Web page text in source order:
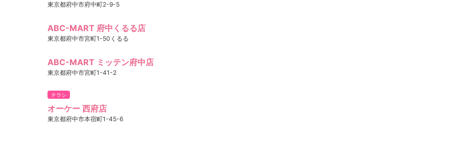
東京都府中市府中町2-9-5
ABC-MART 府中くるる店
東京都府中市宮町1-50くるる
ABC-MART ミッテン府中店
東京都府中市宮町1-41-2
チラシ
オーケー 西府店
東京都府中市本宿町1-45-6